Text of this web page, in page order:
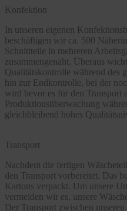
Konfektion
In unseren eigenen
beschäftigen wir ca. 500
Schnittteile in mehreren
zusammengenäht. Überaus
Qualitätskontrolle während des
hin zur Endkontrolle, bei der
wird bevor es für den Transport
Produktionsüberwachung
gleichbleibend hohes
Transport
Nachdem die fertigen
den Transport vorbereitet. Das
Kartons verpackt. Um unsere
vermeiden wir es, unsere
Der Transport zwischen